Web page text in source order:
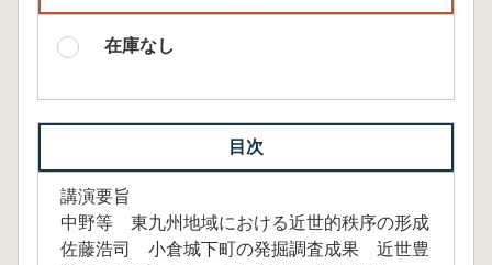
在庫なし
目次
講演要旨
中野等 東九州地域における近世的秩序の形成
佐藤浩司 小倉城下町の発掘調査成果 近世豊